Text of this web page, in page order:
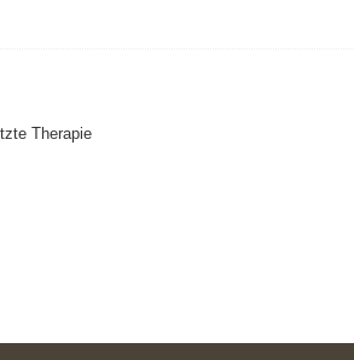
Therapie